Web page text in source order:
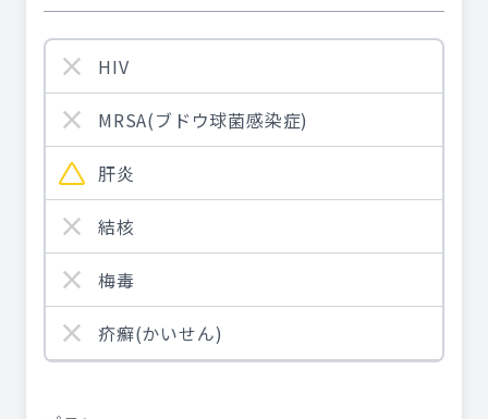
HIV
MRSA(ブドウ球菌感染症)
肝炎
結核
梅毒
疥癬(かいせん)